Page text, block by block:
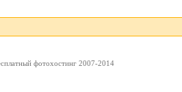
фотохостинг 2007-2014